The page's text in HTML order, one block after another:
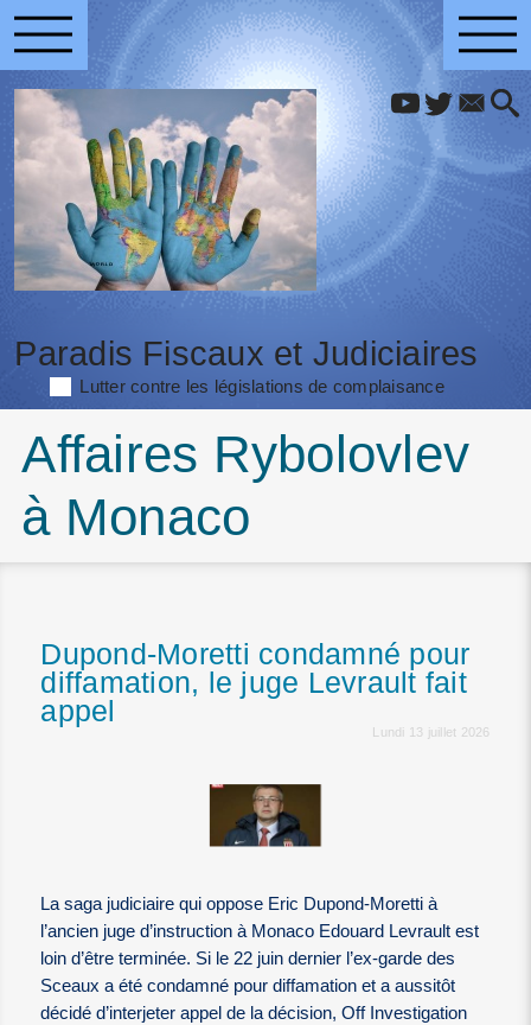
Paradis Fiscaux et Judiciaires
Lutter contre les législations de complaisance
Affaires Rybolovlev
à Monaco
Dupond-Moretti condamné pour
diffamation, le juge Levrault fait
appel
Lundi 13 juillet 2026
La saga judiciaire qui oppose Eric Dupond-Moretti à
l’ancien juge d’instruction à Monaco Edouard Levrault est
loin d’être terminée. Si le 22 juin dernier l’ex-garde des
Sceaux a été condamné pour diffamation et a aussitôt
décidé d’interjeter appel de la décision, Off Investigation